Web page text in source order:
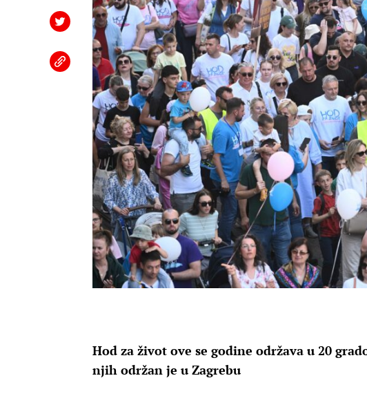
Hod za život ove se godine održava u 20
njih održan je u Zagrebu